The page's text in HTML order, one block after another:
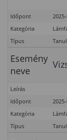
Időpont
Kategória
Típus
Esemény
neve
Leírás
Időpont
Kategória
Típus